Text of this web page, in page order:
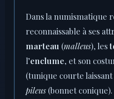
Dans la numismatique
reconnaissable à ses
marteau (malleus), les
l’enclume, et son
(tunique courte
pileus (bonnet